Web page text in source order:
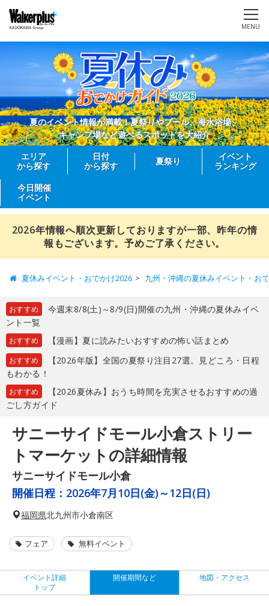
MENU
夏のイベント情報が満載！夏祭りやプール、海水浴場、
キャンプ場など遊べるスポットを大紹介
エリア
から探す
日付
から探す
夏祭り
イベント
ランキング
今日開催
イベント
2026年情報へ順次更新しておりますが一部、昨年の情
報もございます。予めご了承ください。
夏休みイベント・おでかけ2026 九州・沖縄の夏休みイベント・お
おすすめ
今週末8/8(土)～8/9(日)開催の九州・沖縄の夏休みイベ
ント一覧
おすすめ 【漫画】夏に読みたいおすすめの怖い話まとめ
おすすめ
【2026年版】全国の夏祭り注目27選。見どころ・日程
もわかる！
おすすめ
【2026夏休み】おうち時間を充実させるおすすめの過
ごし方ガイド
サニーサイドモール小倉ストリー
トマーケットの詳細情報
サニーサイドモール小倉
開催日程： 2026年7月10日(金)～12日(日)
福岡県北九州市小倉南区
フェア 無料イベント
イベント詳細
トップ
開催期間など 地図・アクセス